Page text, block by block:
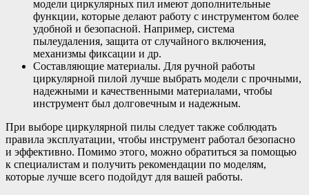
модели циркулярных пил имеют дополнительные
функции, которые делают работу с инструментом более
удобной и безопасной. Например, система
пылеудаления, защита от случайного включения,
механизмы фиксации и др.
Составляющие материалы. Для ручной работы
циркулярной пилой лучше выбрать модели с прочными,
надежными и качественными материалами, чтобы
инструмент был долговечным и надежным.
При выборе циркулярной пилы следует также соблюдать
правила эксплуатации, чтобы инструмент работал безопасно
и эффективно. Помимо этого, можно обратиться за помощью
к специалистам и получить рекомендации по моделям,
которые лучше всего подойдут для вашей работы.